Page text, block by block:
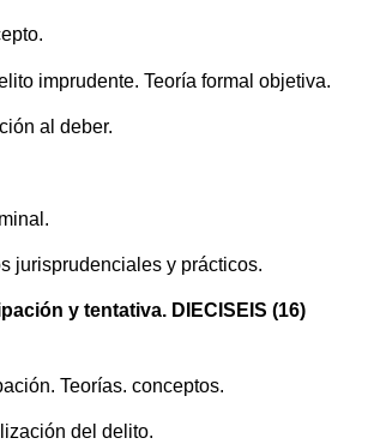
imprudente. Teoría formal objetiva.
al deber.
jurisprudenciales y prácticos.
y tentativa. DIECISEIS (16)
Teorías. conceptos.
del delito.